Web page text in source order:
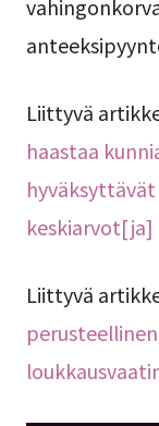
Liittyvä
haastaa
keskiarvot[ja]
Liittyvä